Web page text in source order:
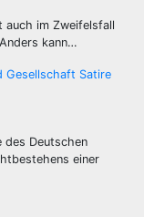
auch im Zweifelsfall
kann…
Gesellschaft Satire
des Deutschen
einer